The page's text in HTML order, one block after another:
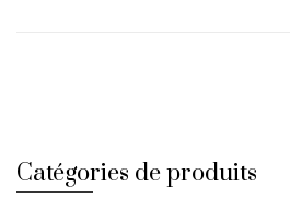
Catégories de produits